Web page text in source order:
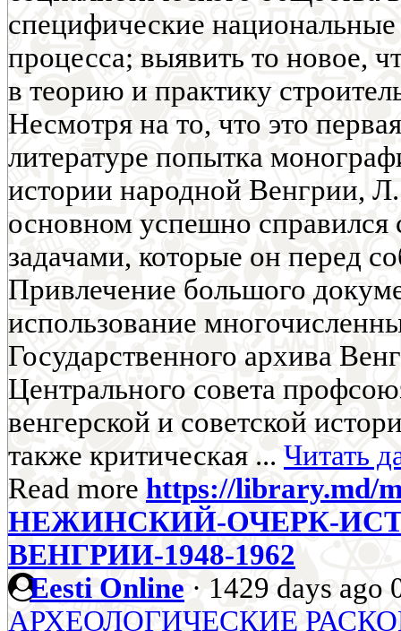
специфические национальные
процесса; выявить то новое,
в теорию и практику
Несмотря на то, что это
литературе попытка
истории народной Венгрии,
основном успешно
задачами, которые он перед
Привлечение большого
использование
Государственного архива
Центрального совета
венгерской и советской
также критическая ... Читать
Read more https://library.md/
НЕЖИНСКИЙ-ОЧЕРК-
ВЕНГРИИ-1948-1962
Eesti Online · 1429 days ago
АРХЕОЛОГИЧЕСКИЕ